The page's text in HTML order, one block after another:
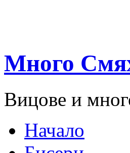
Много
Вицове и
Начало